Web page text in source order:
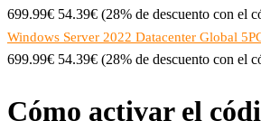
699.99€ 54.39€ (28% de descuento con el
Windows Server 2022 Datacenter Global
699.99€ 54.39€ (28% de descuento con el
Cómo activar el